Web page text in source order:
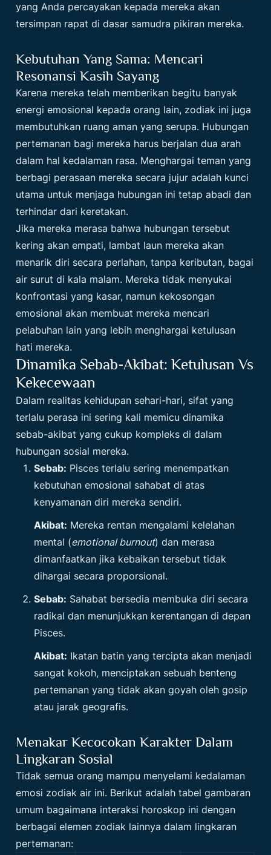
yang Anda percayakan kepada mereka akan
tersimpan rapat di dasar samudra pikiran mereka.
Kebutuhan Yang Sama: Mencari
Resonansi Kasih Sayang
Karena mereka telah memberikan begitu banyak
energi emosional kepada orang lain, zodiak ini juga
membutuhkan ruang aman yang serupa. Hubungan
pertemanan bagi mereka harus berjalan dua arah
dalam hal kedalaman rasa. Menghargai teman yang
berbagi perasaan mereka secara jujur adalah kunci
utama untuk menjaga hubungan ini tetap abadi dan
terhindar dari keretakan.
Jika mereka merasa bahwa hubungan tersebut
kering akan empati, lambat laun mereka akan
menarik diri secara perlahan, tanpa keributan, bagai
air surut di kala malam. Mereka tidak menyukai
konfrontasi yang kasar, namun kekosongan
emosional akan membuat mereka mencari
pelabuhan lain yang lebih menghargai ketulusan
hati mereka.
Dinamika Sebab-Akibat: Ketulusan Vs
Kekecewaan
Dalam realitas kehidupan sehari-hari, sifat yang
terlalu perasa ini sering kali memicu dinamika
sebab-akibat yang cukup kompleks di dalam
hubungan sosial mereka.
Sebab: Pisces terlalu sering menempatkan
kebutuhan emosional sahabat di atas
kenyamanan diri mereka sendiri.
Akibat: Mereka rentan mengalami kelelahan
mental (emotional burnout) dan merasa
dimanfaatkan jika kebaikan tersebut tidak
dihargai secara proporsional.
Sebab: Sahabat bersedia membuka diri secara
radikal dan menunjukkan kerentangan di depan
Pisces.
Akibat: Ikatan batin yang tercipta akan menjadi
sangat kokoh, menciptakan sebuah benteng
pertemanan yang tidak akan goyah oleh gosip
atau jarak geografis.
Menakar Kecocokan Karakter Dalam
Lingkaran Sosial
Tidak semua orang mampu menyelami kedalaman
emosi zodiak air ini. Berikut adalah tabel gambaran
umum bagaimana interaksi horoskop ini dengan
berbagai elemen zodiak lainnya dalam lingkaran
pertemanan: